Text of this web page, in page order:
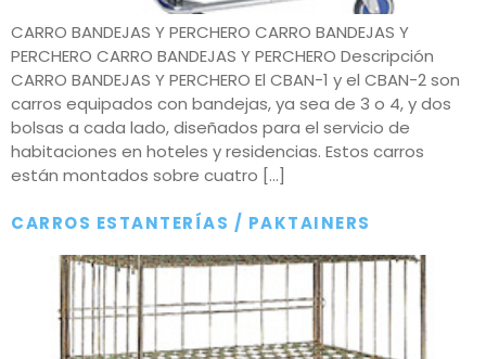
CARRO BANDEJAS Y PERCHERO CARRO BANDEJAS Y
PERCHERO CARRO BANDEJAS Y PERCHERO Descripción
CARRO BANDEJAS Y PERCHERO El CBAN-1 y el CBAN-2 son
carros equipados con bandejas, ya sea de 3 o 4, y dos
bolsas a cada lado, diseñados para el servicio de
habitaciones en hoteles y residencias. Estos carros
están montados sobre cuatro […]
CARROS ESTANTERÍAS / PAKTAINERS